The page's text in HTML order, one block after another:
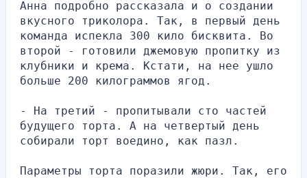
Анна подробно рассказала и о создании
вкусного триколора. Так, в первый день
команда испекла 300 кило бисквита. Во
второй - готовили джемовую пропитку из
клубники и крема. Кстати, на нее ушло
больше 200 килограммов ягод.
- На третий - пропитывали сто частей
будущего торта. А на четвертый день
собирали торт воедино, как пазл.
Параметры торта поразили жюри. Так, его